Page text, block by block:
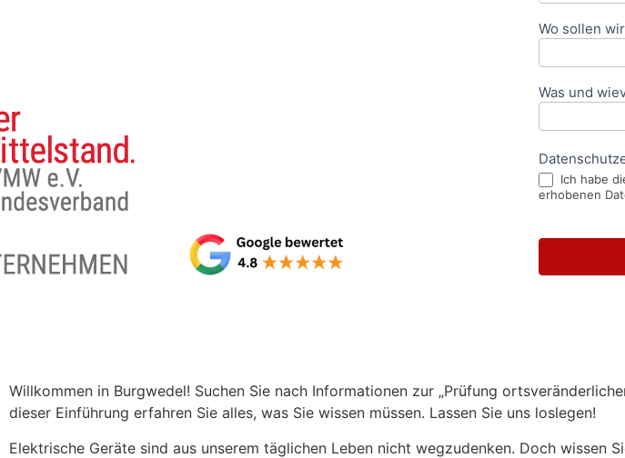
Wo sollen
Was und
Ich habe
erhobenen
Willkommen in Burgwedel! Suchen Sie nach Informationen zur „Prüfung
dieser Einführung erfahren Sie alles, was Sie wissen müssen. Lassen Sie uns loslegen!
Elektrische Geräte sind aus unserem täglichen Leben nicht wegzudenken. Doch wissen